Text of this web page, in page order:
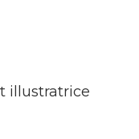
illustratrice